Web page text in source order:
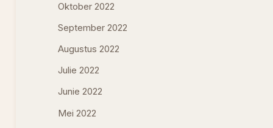
Oktober 2022
September 2022
Augustus 2022
Julie 2022
Junie 2022
Mei 2022